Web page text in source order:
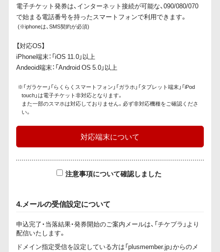
電子チケット発券は、インターネット接続が可能な、090/080/070
で始まる電話番号を持ったスマートフォンで利用できます。
(※iphoneは、SMS契約が必須)
【対応OS】
iPhone端末：「iOS 11.0」以上
Andeoid端末：「Android OS 5.0」以上
※「ガラケー」「らくらくスマートフォン」「ガラホ」「タブレット端末」「iPod
touch」は電子チケット非対応となります。
また一部のスマホは対応しておりません。必ず非対応機種をご確認くださ
い。
対応端末について
注意事項について確認しました
4.メールの受信設定について
申込完了・当落結果・発券開始のご案内メールは、「チケプラ」より
配信いたします。
ドメイン指定受信を設定している方は「plusmember.jp」からのメ